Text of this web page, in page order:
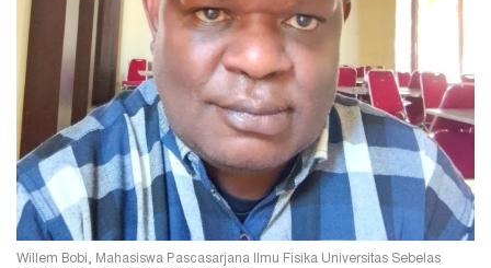
Willem Bobi, Mahasiswa Pascasarjana Ilmu Fisika Universitas Sebelas